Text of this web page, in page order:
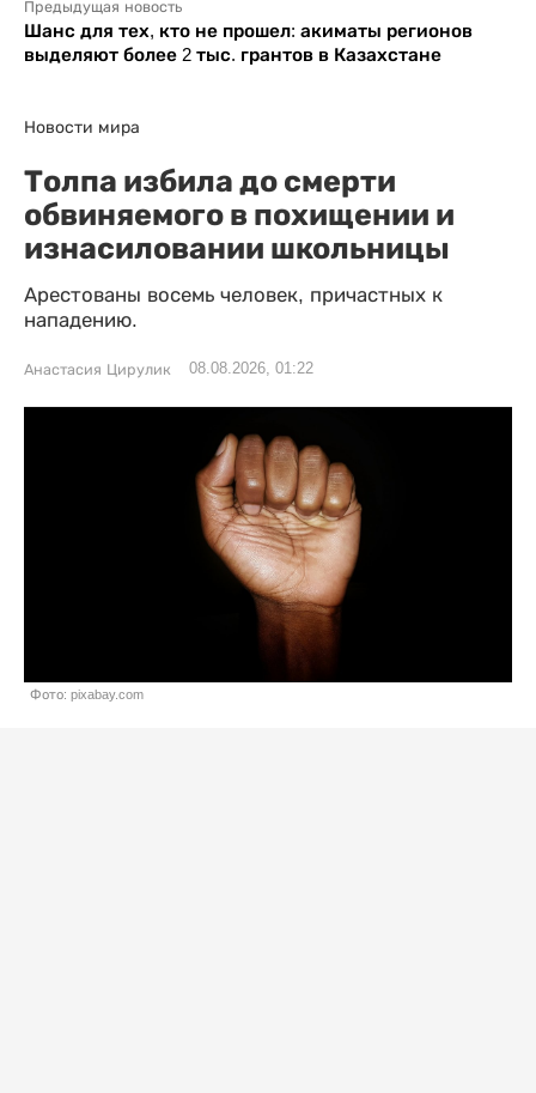
Предыдущая новость
Шанс для тех, кто не прошел: акиматы регионов
выделяют более 2 тыс. грантов в Казахстане
Новости мира
Толпа избила до смерти
обвиняемого в похищении и
изнасиловании школьницы
Арестованы восемь человек, причастных к
нападению.
Анастасия Цирулик 08.08.2026, 01:22
Фото: pixabay.com